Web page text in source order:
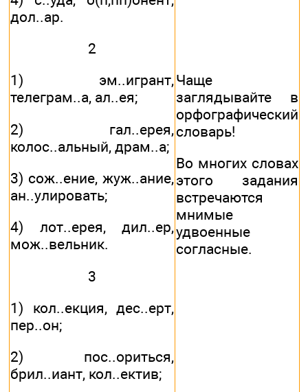
дол..ар.
2
1) эм..игрант,
телеграм..а, ал..ея;
2) гал..ерея,
колос..альный, драм..а;
3) сож..ение, жуж..ание,
ан..улировать;
4) лот..ерея, дил..ер,
мож..вельник.
3
1) кол..екция, дес..ерт,
пер..он;
2) пос..ориться,
брил..иант, кол..ектив;
Чаще
заглядывайте в
орфографический
словарь!
Во многих словах
этого задания
встречаются
мнимые
удвоенные
согласные.